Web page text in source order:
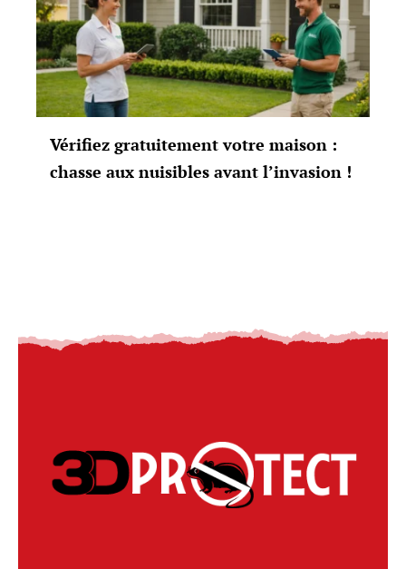
Vérifiez gratuitement votre maison :
chasse aux nuisibles avant l’invasion !